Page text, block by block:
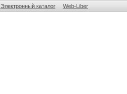
Электронный каталог Web-Liber